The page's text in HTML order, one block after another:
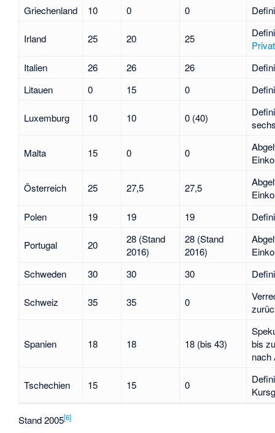
Griechenland
10 0 0
Irland 25 20 25
Italien
26 26 26
Litauen
0 15 0
Luxemburg 10 10 0 (40)
Malta 15 0 0
Österreich 25 27,5 27,5
Polen
19 19 19
Portugal 20
28 (Stand
2016)
28 (Stand
2016)
Schweden
30 30 30
Schweiz 35 35 0
Spanien 18 18 18 (bis 43)
bis
nach
Tschechien 15 15 0
Stand 2005[6]